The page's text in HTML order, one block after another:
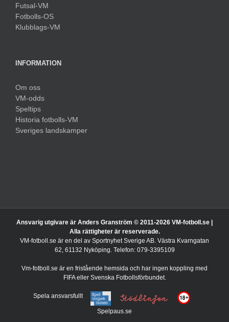
Futsal-VM
Fotbolls-OS
Klubblags-VM
INFORMATION
Om oss
VM-odds
Speltips
Historia fotbolls-VM
Sveriges landskamper
Ansvarig utgivare är Anders Granström © 2011-2026 VM-fotboll.se |
Alla rättigheter är reserverade.
VM-fotboll.se är en del av Sportnyhet Sverige AB. Västra Kvarngatan
62, 61132 Nyköping. Telefon: 079-3395109
Vm-fotboll.se är en fristående hemsida och har ingen koppling med
FIFA eller Svenska Fotbollsförbundet.
Spela ansvarsfullt
Spelpaus.se